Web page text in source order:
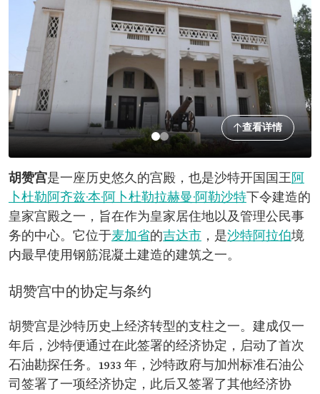
查看详情
胡赞宫是一座历史悠久的宫殿，也是沙特开国国王阿
卜杜勒阿齐兹·本·阿卜杜勒拉赫曼·阿勒沙特 下令建造的
皇家宫殿之一，旨在作为皇家居住地以及管理公民事
务的中心。它位于麦加省的吉达市 ，是沙特阿拉伯境
内最早使用钢筋混凝土建造的建筑之一。
胡赞宫中的协定与条约
胡赞宫是沙特历史上经济转型的支柱之一。建成仅一
年后，沙特便通过在此签署的经济协定，启动了首次
石油勘探任务。1933 年，沙特政府与加州标准石油公
司签署了一项经济协定，此后又签署了其他经济协